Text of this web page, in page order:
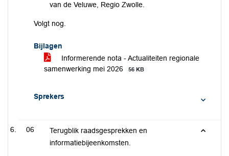
van de Veluwe, Regio Zwolle.
Volgt nog.
Bijlagen
Informerende nota - Actualiteiten regionale
samenwerking mei 2026
56 KB
Sprekers
06
Terugblik raadsgesprekken en
informatiebijeenkomsten.